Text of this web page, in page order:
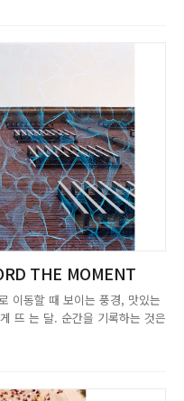
, 이런 비트 진행도 꽤 느낌 있
THE MOMENT
이동할 때 보이는 풍경, 맛있는
뜨 는 달. 순간을 기록하는 것은
아 놓는다. 온몸이 무력해지는